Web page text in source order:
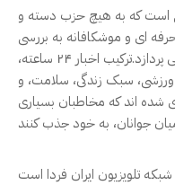
است که به هیچ حزب دسته و
ای و موشکافانه به بررسی
مهمترین رویدادهای ایران و خاورمیانه می پردازد.ترکیب اخبار ۲۴ ساعته،
سبک زندگی، سلامت، و
شده اند که مخاطبان بسیاری